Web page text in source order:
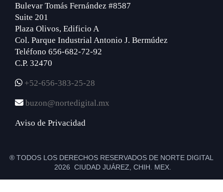
Bulevar Tomás Fernández #8587
Suite 201
Plaza Olivos, Edificio A
Col. Parque Industrial Antonio J. Bermúdez
Teléfono 656-682-72-92
C.P. 32470
+52-656-383-25-28
buzon@nortedigital.mx
Aviso de Privacidad
® TODOS LOS DERECHOS RESERVADOS DE NORTE DIGITAL
2026 CIUDAD JUÁREZ, CHIH. MEX.